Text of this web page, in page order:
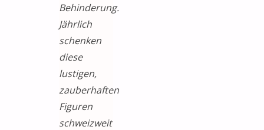
Behinderung.
Jährlich
schenken
diese
lustigen,
zauberhaften
Figuren
schweizweit